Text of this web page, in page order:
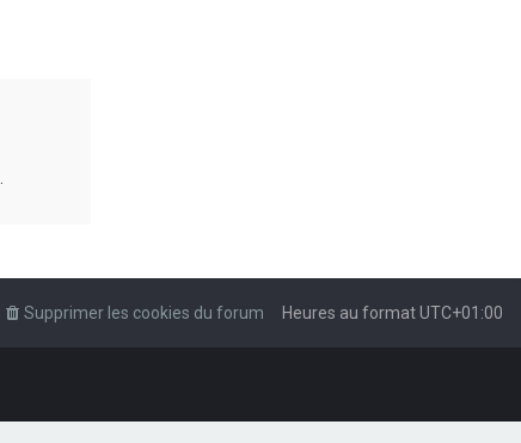
Heures au formatUTC+01:00
Supprimer les cookies du forum